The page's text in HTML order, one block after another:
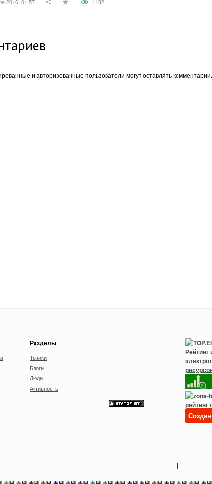
2016, 01:57 1132
и авторизованные пользователи могут оставлять комментарии.
Разделы
Топики
Блоги
Люди
Активность
Создан
|
✚💾 ✚💾 ✚💾 ✚💾 ✚💾 ✚💾 ✚💾 ✚💾 ✚💾 ✚💾 ✚💾 ✚💾 ✚💾 ✚💾 ✚💾 ✚💾 ✚💾